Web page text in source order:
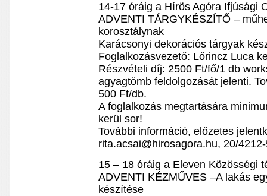
14-17 óráig a Hírös Agóra Ifjúsági
ADVENTI TÁRGYKÉSZÍTŐ –
korosztálynak
Karácsonyi dekorációs tárgyak
Foglalkozásvezető: Lőrincz Luca
Részvételi díj: 2500 Ft/fő/1 db
agyagtömb feldolgozását jelenti.
500 Ft/db.
A foglalkozás megtartására
kerül sor!
További információ, előzetes
rita.acsai@hirosagora.hu, 20/
15 – 18 óráig a Eleven Közösségi
ADVENTI KÉZMŰVES –A lakás
készítése